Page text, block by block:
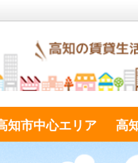
知市中心エリア 高